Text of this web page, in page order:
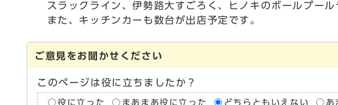
スラックライン、伊勢路大すごろく、ヒノキのボールプー
また、キッチンカーも数台が出店予定です。
ご意見をお聞かせください
このページは役に立ちましたか？
役に立った まあまあ役に立った どちらともいえない あ